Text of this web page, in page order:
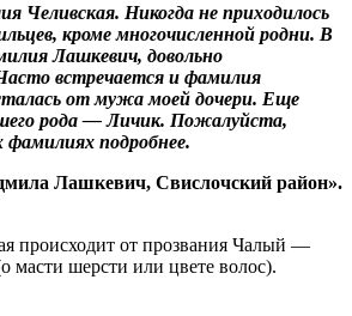
Челивская. Никогда не приходилось
кроме многочисленной родни. В
Лашкевич, довольно
встречается и фамилия
от мужа моей дочери. Еще
рода — Личик. Пожалуйста,
подробнее.
Лашкевич, Свислочский район».
происходит от прозвания Чалый —
масти шерсти или цвете волос).